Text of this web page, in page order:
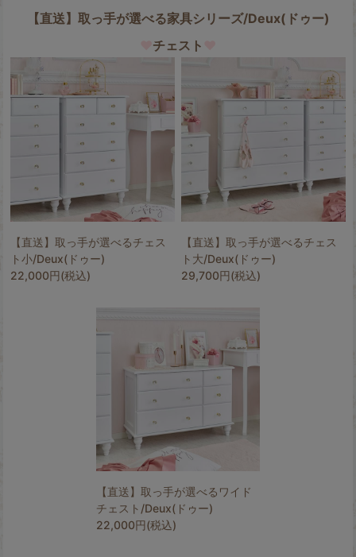
【直送】取っ手が選べる家具シリーズ/Deux(ドゥー)
チェスト
【直送】取っ手が選べるチェス
ト小/Deux(ドゥー)
22,000円(税込)
【直送】取っ手が選べるチェス
ト大/Deux(ドゥー)
29,700円(税込)
【直送】取っ手が選べるワイド
チェスト/Deux(ドゥー)
22,000円(税込)